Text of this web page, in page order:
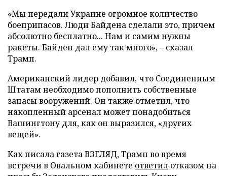
«Мы передали Украине огромное количество
боеприпасов. Люди Байдена сделали это, причем
абсолютно бесплатно... Нам и самим нужны
ракеты. Байден дал ему так много», – сказал
Трамп.
Американский лидер добавил, что Соединенным
Штатам необходимо пополнить собственные
запасы вооружений. Он также отметил, что
накопленный арсенал может понадобиться
Вашингтону для, как он выразился, «других
вещей».
Как писала газета ВЗГЛЯД, Трамп во время
встречи в Овальном кабинете ответил отказом на